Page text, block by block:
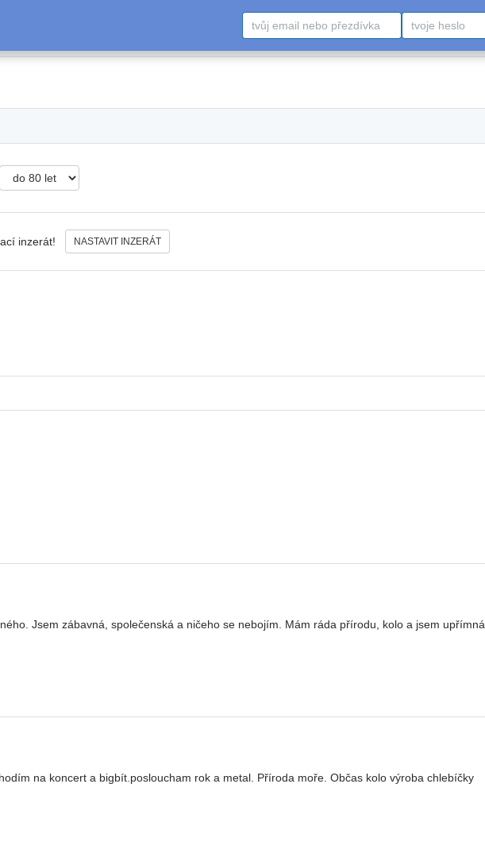
inzerát! NASTAVIT INZERÁT
Jsem zábavná, společenská a ničeho se nebojím. Mám ráda přírodu, kolo a jsem upřímná.
na koncert a bigbít.posloucham rok a metal. Příroda moře. Občas kolo výroba chlebíčky